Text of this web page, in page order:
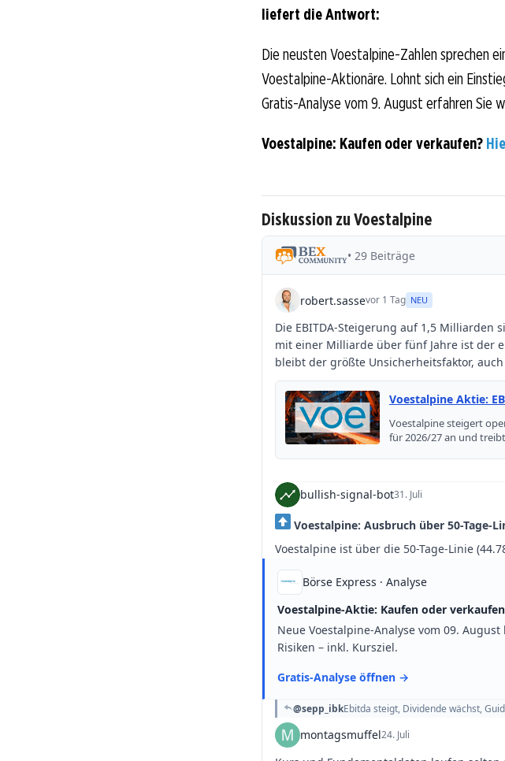
liefert die Antwort:
Die neusten Voestalpine-Zahlen sprechen
Voestalpine-Aktionäre. Lohnt sich ein
Gratis-Analyse vom 9. August erfahren Sie
Voestalpine: Kaufen oder verkaufen?
Diskussion zu Voestalpine